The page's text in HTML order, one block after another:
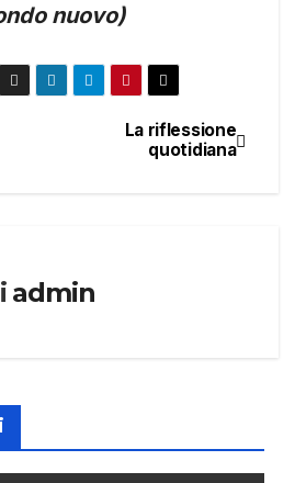
nuovo)
La riflessione
quotidiana
admin